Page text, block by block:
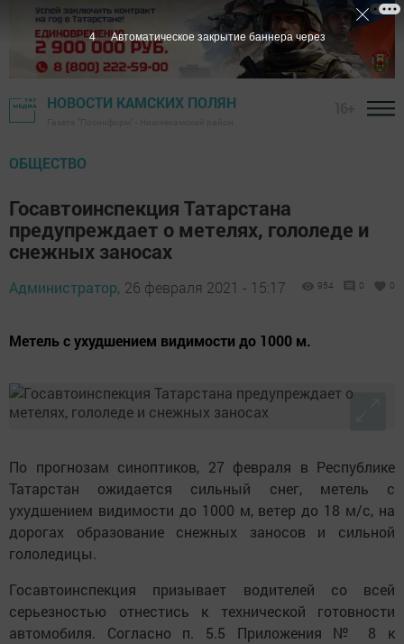
НОВОСТИ КАМСКИХ ПОЛЯН
ОБЩЕСТВО
Госавтоинспекция Татарстана
предупреждает о метелях, гололеде и
снежных заносах
Администратор, 26 февраля 2021 - 15:17 954 0 0
Метель с ухудшением видимости до 1000 м.
По прогнозам синоптиков, 27 февраля в Республике
Татарстан ожидается сильный снег, метель с
ухудшением видимости до 1000 м, ветер до 18 м/с, на
дорогах образование снежных заносов и сильной
гололедицы.
Госавтоинспекция призывает водителей со всей
серьезностью отнестись к технической готовности
автомобиля. Согласно п. 5.5 Приложения № 8 к
3 Автоматическое закрытие баннера через